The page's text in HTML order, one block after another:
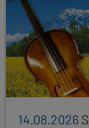
14.08.2026